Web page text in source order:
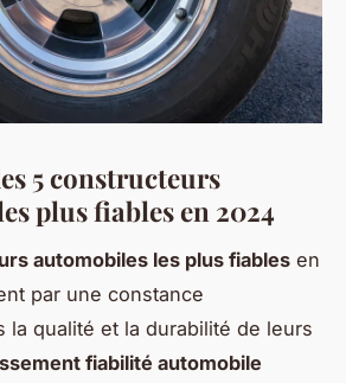
5 constructeurs
plus fiables en 2024
automobiles les plus fiables en
par une constance
la qualité et la durabilité de leurs
fiabilité automobile